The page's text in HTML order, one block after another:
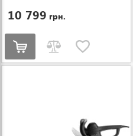
10 799 грн.